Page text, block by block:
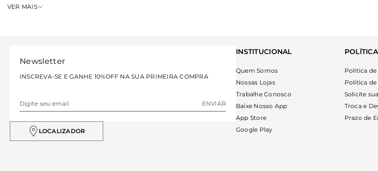
Como escolher a shopping bag ideal
Estrutura e divisórias internas
Prefira modelos com compartimentos com zíper e bolsos organizadores para facilitar o acesso a
Tipo de fechamento
O fechamento principal em zíper garante segurança extra para os seus pertences em transportes e
Comprimento e largura das alças
VER MAIS
Newsletter
INSCREVA-SE E GANHE 10%OFF NA SUA PRIMEIRA COMPRA
ENVIAR
LOCALIZADOR
INSTITUCIONAL
Quem Somos
Nossas Lojas
Trabalhe Conosco
Baixe Nosso App
App Store
Google Play
Política
Política
Solicite
Troca e
Prazo de